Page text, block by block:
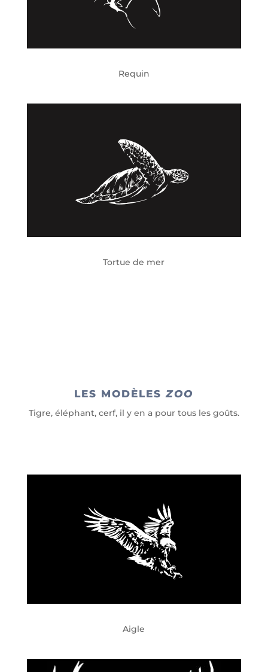
Requin
Tortue de mer
LES MODÈLESZOO
Tigre, éléphant, cerf, il y en a pour tous les goûts.
Aigle